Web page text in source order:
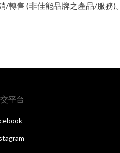
轉售 (非佳能品牌之產品/服務)。
平台